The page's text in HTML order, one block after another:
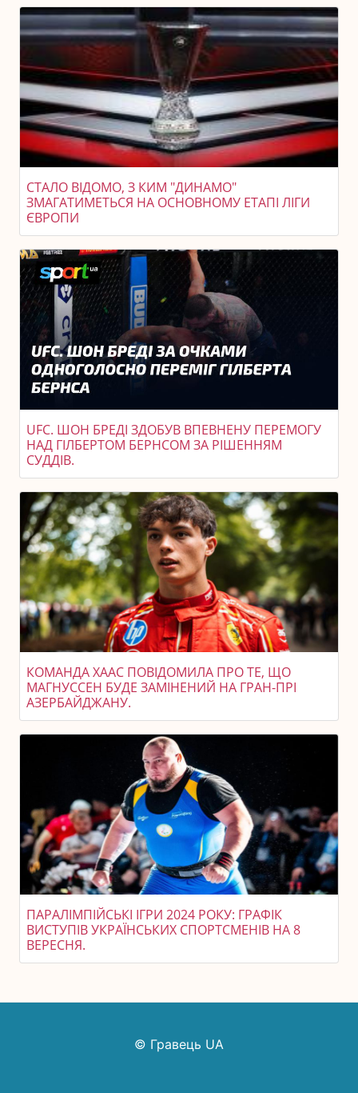
СТАЛО ВІДОМО, З КИМ "ДИНАМО"
ЗМАГАТИМЕТЬСЯ НА ОСНОВНОМУ ЕТАПІ ЛІГИ
ЄВРОПИ
UFC. ШОН БРЕДІ ЗДОБУВ ВПЕВНЕНУ ПЕРЕМОГУ
НАД ГІЛБЕРТОМ БЕРНСОМ ЗА РІШЕННЯМ
СУДДІВ.
КОМАНДА ХААС ПОВІДОМИЛА ПРО ТЕ, ЩО
МАГНУССЕН БУДЕ ЗАМІНЕНИЙ НА ГРАН-ПРІ
АЗЕРБАЙДЖАНУ.
ПАРАЛІМПІЙСЬКІ ІГРИ 2024 РОКУ: ГРАФІК
ВИСТУПІВ УКРАЇНСЬКИХ СПОРТСМЕНІВ НА 8
ВЕРЕСНЯ.
© Гравець UA